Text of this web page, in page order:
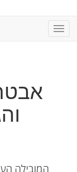
ניווט